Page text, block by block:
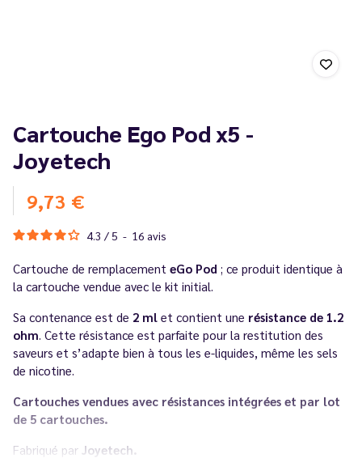
Cartouche Ego Pod x5 -
Joyetech
9,73 €
4.3 / 5 - 16 avis
Cartouche de remplacement eGo Pod ; ce produit identique à
la cartouche vendue avec le kit initial.
Sa contenance est de 2 ml et contient une résistance de 1.2
ohm. Cette résistance est parfaite pour la restitution des
saveurs et s’adapte bien à tous les e-liquides, même les sels
de nicotine.
Cartouches vendues avec résistances intégrées et par lot
de 5 cartouches.
Fabriqué par Joyetech.